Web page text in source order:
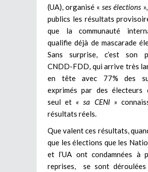
(UA), organisé « ses élections
publics les résultats
que la communauté
qualifie déjà de mascarade
Sans surprise, c’est son
CNDD-FDD, qui arrive très
en tête avec 77% des
exprimés par des électeurs
seul et « sa CENI »
résultats réels.
Que valent ces résultats,
que les élections que les
et l’UA ont condamnées à
reprises, se sont déroulées